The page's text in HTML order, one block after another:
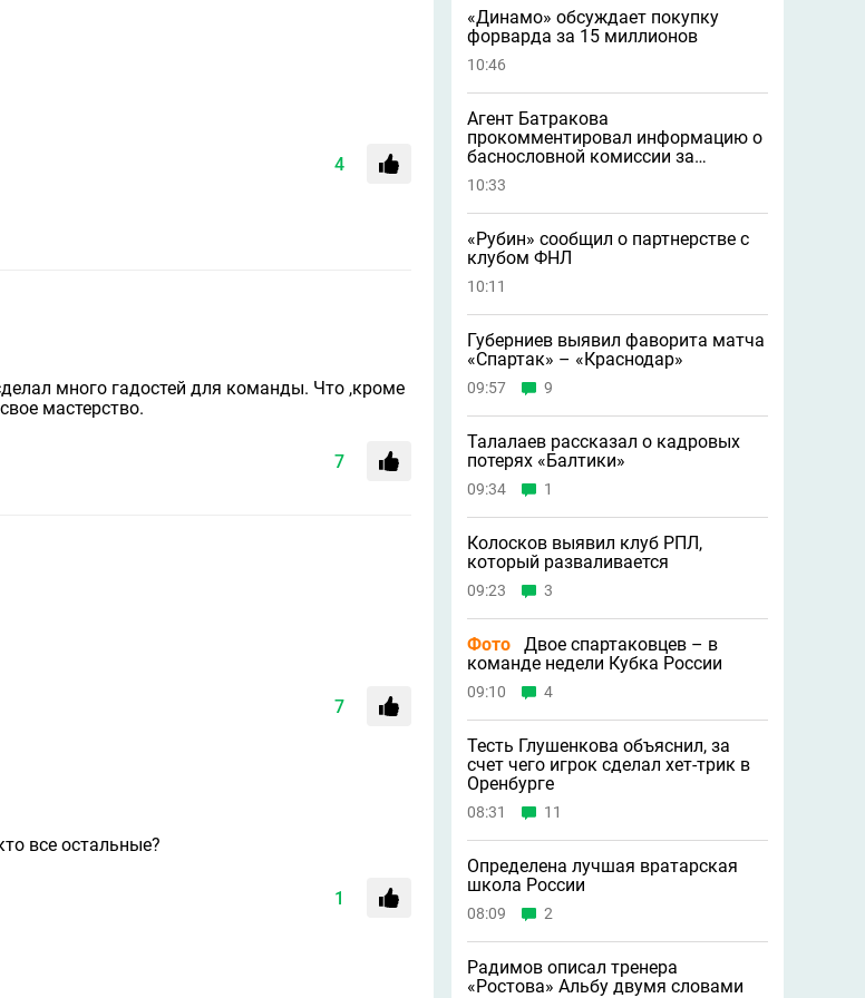
4
много гадостей для команды. Что ,кроме
мастерство.
7
7
все остальные?
1
«Динамо» обсуждает покупку
форварда за 15 миллионов
10:46
Агент Батракова
прокомментировал информацию о
баснословной комиссии за
трансфер в «Галатасарай»
10:33
«Рубин» сообщил о партнерстве с
клубом ФНЛ
10:11
Губерниев выявил фаворита матча
«Спартак» – «Краснодар»
09:57 9
Талалаев рассказал о кадровых
потерях «Балтики»
09:34 1
Колосков выявил клуб РПЛ,
который разваливается
09:23 3
Фото
Двое спартаковцев – в
команде недели Кубка России
09:10 4
Тесть Глушенкова объяснил, за
счет чего игрок сделал хет-трик в
Оренбурге
08:31 11
Определена лучшая вратарская
школа России
08:09 2
Радимов описал тренера
«Ростова» Альбу двумя словами